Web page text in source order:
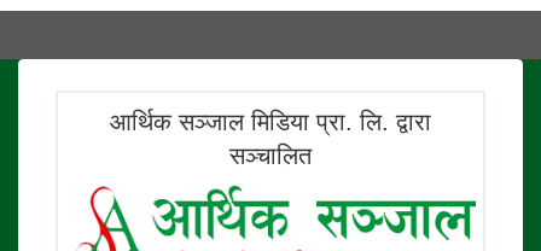
आर्थिक सञ्जाल मिडिया प्रा. लि. द्वारा
सञ्चालित